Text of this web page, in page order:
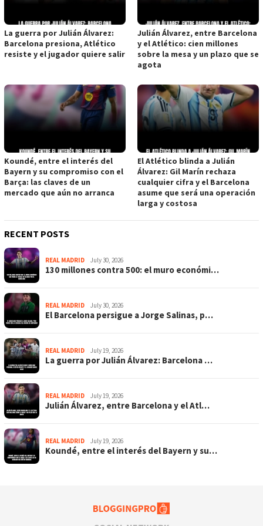
La guerra por Julián Álvarez:
Barcelona presiona, Atlético
resiste y el jugador quiere salir
Julián Álvarez, entre Barcelona
y el Atlético: cien millones
sobre la mesa y un plazo que se
agota
Koundé, entre el interés del
Bayern y su compromiso con el
Barça: las claves de un
mercado que aún no arranca
El Atlético blinda a Julián
Álvarez: Gil Marín rechaza
cualquier cifra y el Barcelona
asume que será una operación
larga y costosa
RECENT POSTS
REAL MADRID July 30, 2026
130 millones contra 500: el muro económi…
REAL MADRID July 30, 2026
El Barcelona persigue a Jorge Salinas, p…
REAL MADRID July 19, 2026
La guerra por Julián Álvarez: Barcelona …
REAL MADRID July 19, 2026
Julián Álvarez, entre Barcelona y el Atl…
REAL MADRID July 19, 2026
Koundé, entre el interés del Bayern y su…